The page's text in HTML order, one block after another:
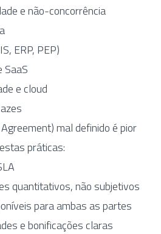
e não-concorrência
ERP, PEP)
e cloud
mal definido é pior
práticas:
quantitativos, não subjetivos
para ambas as partes
e bonificações claras